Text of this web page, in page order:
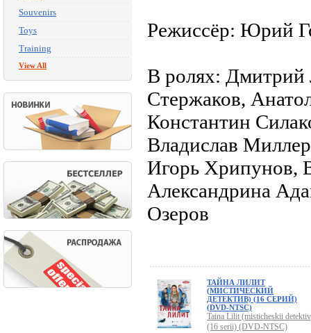
Souvenirs
Toys
Training
View All
Режиссёр: Юрий
В ролях: Дмитрий
Стержаков,
Константин
Владислав
Игорь Хрипунов,
Александрина
Озеров
ТАЙНА ЛИЛИТ
(МИСТИЧЕСКИЙ
ДЕТЕКТИВ) (16 СЕРИЙ)
(DVD-NTSC)
Taina Lilit (misticheskii
(16 serii) (DVD-NTSC)